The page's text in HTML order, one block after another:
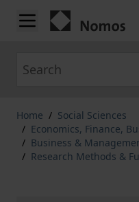
Skip to Content
Home / Social Sciences
/ Economics, Finance,
/ Business &
/ Research Methods &